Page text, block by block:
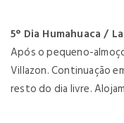
5° Dia Humahuaca /
Após o pequeno-
Villazon. Continuação
resto do dia livre.